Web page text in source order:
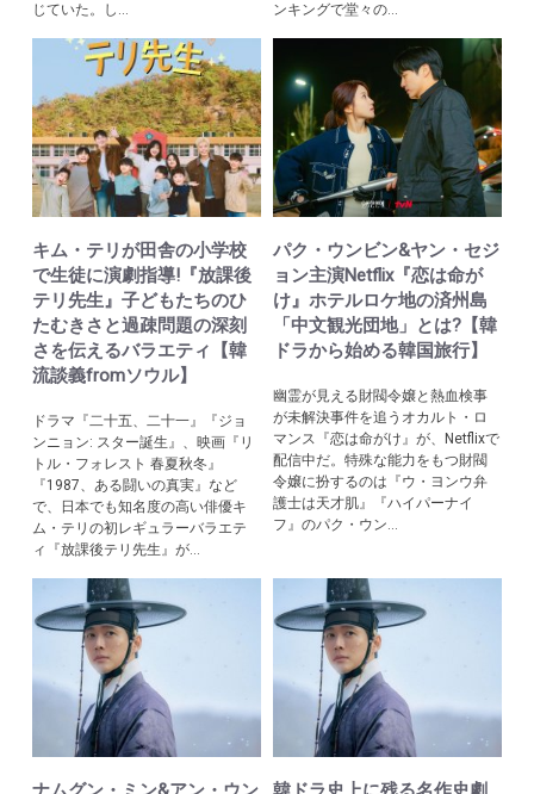
じていた。し...
ンキングで堂々の...
キム・テリが田舎の小学校
で生徒に演劇指導!『放課後
テリ先生』子どもたちのひ
たむきさと過疎問題の深刻
さを伝えるバラエティ【韓
流談義fromソウル】
ドラマ『二十五、二十一』『ジョ
ンニョン: スター誕生』、映画『リ
トル・フォレスト 春夏秋冬』
『1987、ある闘いの真実』など
で、日本でも知名度の高い俳優キ
ム・テリの初レギュラーバラエテ
ィ『放課後テリ先生』が...
パク・ウンビン&ヤン・セジ
ョン主演Netflix『恋は命が
け』ホテルロケ地の済州島
「中文観光団地」とは?【韓
ドラから始める韓国旅行】
幽霊が見える財閥令嬢と熱血検事
が未解決事件を追うオカルト・ロ
マンス『恋は命がけ』が、Netflixで
配信中だ。特殊な能力をもつ財閥
令嬢に扮するのは『ウ・ヨンウ弁
護士は天才肌』『ハイパーナイ
フ』のパク・ウン...